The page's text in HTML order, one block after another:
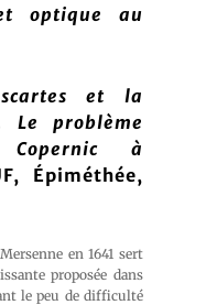
optique au
et la
Le problème
Copernic à
Épiméthée,
en 1641 sert
proposée dans
le peu de difficulté